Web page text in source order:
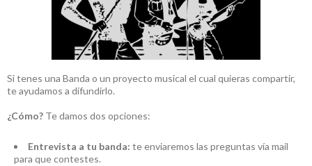
Si tenes una Banda o un proyecto musical el cual quieras compartir,
te ayudamos a difundirlo.
¿Cómo? Te damos dos opciones:
Entrevista a tu banda: te enviaremos las preguntas vía mail
para que contestes.